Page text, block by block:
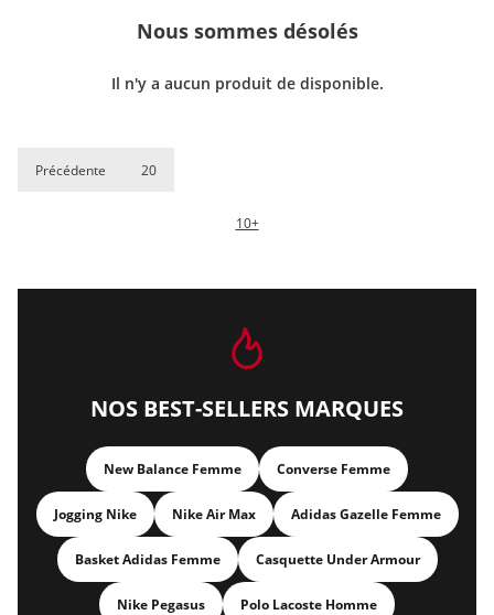
Nous sommes désolés
Il n'y a aucun produit de disponible.
Précédente 20
10+
NOS BEST-SELLERS MARQUES
New Balance Femme Converse Femme
Jogging Nike Nike Air Max Adidas Gazelle Femme
Basket Adidas Femme Casquette Under Armour
Nike Pegasus Polo Lacoste Homme